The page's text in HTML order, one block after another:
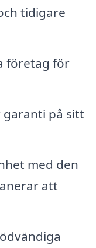
tidigare
företag för
garanti på sitt
med den
att